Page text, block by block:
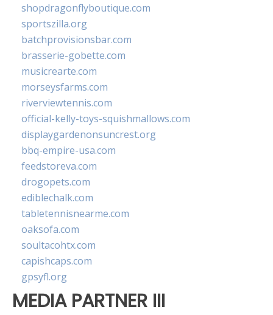
shopdragonflyboutique.com
sportszilla.org
batchprovisionsbar.com
brasserie-gobette.com
musicrearte.com
morseysfarms.com
riverviewtennis.com
official-kelly-toys-squishmallows.com
displaygardenonsuncrest.org
bbq-empire-usa.com
feedstoreva.com
drogopets.com
ediblechalk.com
tabletennisnearme.com
oaksofa.com
soultacohtx.com
capishcaps.com
gpsyfl.org
MEDIA PARTNER III